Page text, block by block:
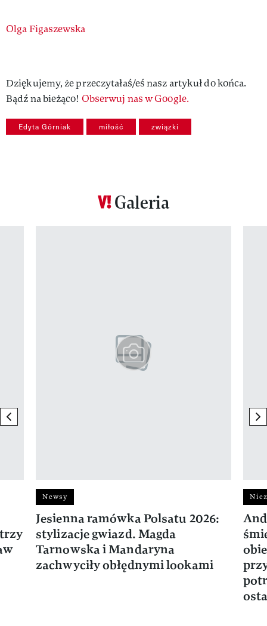
Authors
Olga Figaszewska
Dziękujemy, że przeczytałaś/eś nasz artykuł do końca.
Bądź na bieżąco! Obserwuj nas w Google.
Edyta Górniak miłość związki
Galeria
previous element
Newsy
Jesienna ramówka Polsatu 2026:
stylizacje gwiazd. Magda
Tarnowska i Mandaryna
zachwyciły obłędnymi lookami